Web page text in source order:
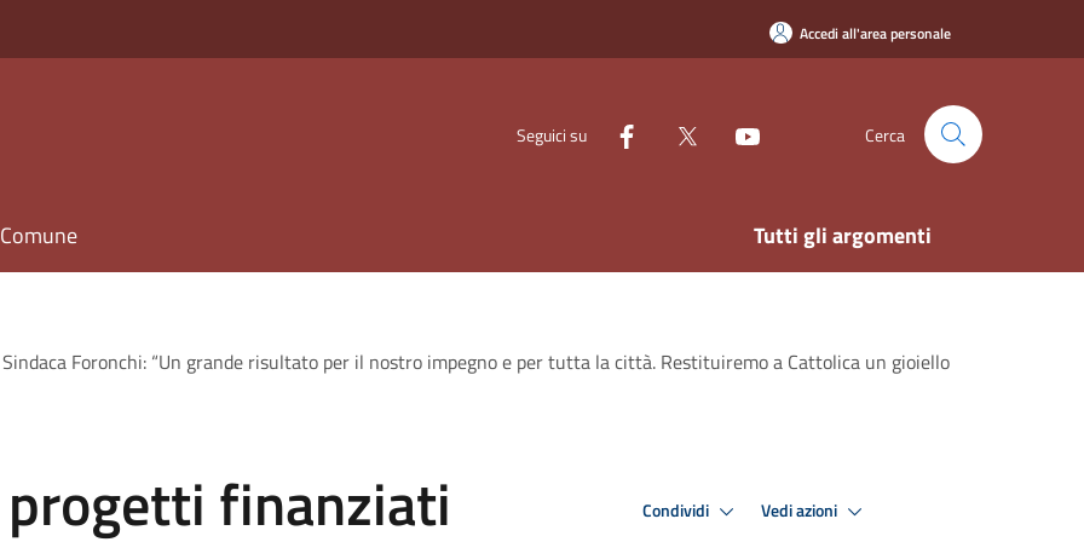
Accedi all'area personale
Seguici su Cerca
Tutti gli argomenti
Foronchi: “Un grande risultato per il nostro impegno e per tutta la città. Restituiremo a Cattolica un gioiello
progetti finanziati Condividi Vedi azioni